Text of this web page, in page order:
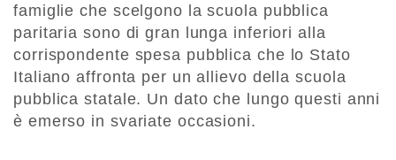
famiglie che scelgono la scuola pubblica
paritaria sono di gran lunga inferiori alla
corrispondente spesa pubblica che lo Stato
Italiano affronta per un allievo della scuola
pubblica statale. Un dato che lungo questi anni
è emerso in svariate occasioni.